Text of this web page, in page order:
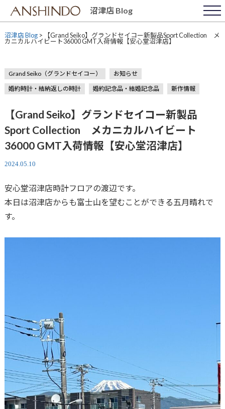
content
沼津店 Blog
沼津店 Blog> 【Grand Seiko】グランドセイコー新製品Sport Collection メ
カニカルハイビート36000 GMT入荷情報【安心堂沼津店】
Grand Seiko（グランドセイコー）
お知らせ
婚約時計・結納返しの時計
婚約記念品・結婚記念品 新作情報
【Grand Seiko】グランドセイコー新製品
Sport Collection メカニカルハイビート
36000 GMT入荷情報【安心堂沼津店】
2024.05.10
安心堂沼津店時計フロアの渡辺です。
本日は沼津店からも富士山を望むことができる五月晴れで
す。